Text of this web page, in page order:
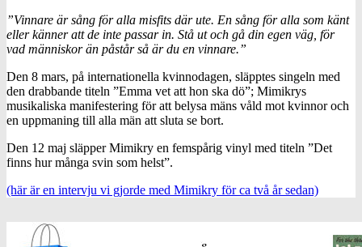
”Vinnare är sång för alla misfits där ute. En sång för alla som känt
eller känner att de inte passar in. Stå ut och gå din egen väg, för
vad människor än påstår så är du en vinnare.”
Den 8 mars, på internationella kvinnodagen, släpptes singeln med
den drabbande titeln ”Emma vet att hon ska dö”; Mimikrys
musikaliska manifestering för att belysa mäns våld mot kvinnor och
en uppmaning till alla män att sluta se bort.
Den 12 maj släpper Mimikry en femspårig vinyl med titeln ”Det
finns hur många svin som helst”.
(här är en intervju vi gjorde med Mimikry för ca två år sedan)